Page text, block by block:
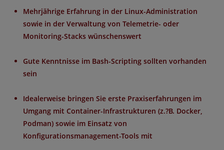
Mehrjährige Erfahrung in der Linux-Administration
sowie in der Verwaltung von Telemetrie- oder
Monitoring-Stacks wünschenswert
Gute Kenntnisse im Bash-Scripting sollten vorhanden
sein
Idealerweise bringen Sie erste Praxiserfahrungen im
Umgang mit Container-Infrastrukturen (z.?B. Docker,
Podman) sowie im Einsatz von
Konfigurationsmanagement-Tools mit